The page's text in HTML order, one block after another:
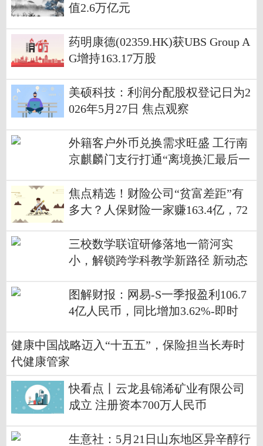
值2.6万亿元
药明康德(02359.HK)获UBS Group A
G增持163.17万股
美硕科技：利润分配股权登记日为2
026年5月27日 焦点观察
外籍客户外币兑换需求旺盛 工行南
京麒麟门支行打通“离境换汇最后一
焦点精选！财险公司“贫富差距”有
多大？人保财险一家赚163.4亿，72
三校数学联谊研修落地一箭河实
小，解锁跨学科教学新路径 新动态
图解财报：网易-S一季报盈利106.7
4亿人民币，同比增加3.62%-即时
健康中国战略迈入“十五五”，保险担当长寿时
代健康管家
快看点丨云龙县锦浠矿业有限公司
成立 注册资本700万人民币
生意社：5月21日山东地区异辛醇行